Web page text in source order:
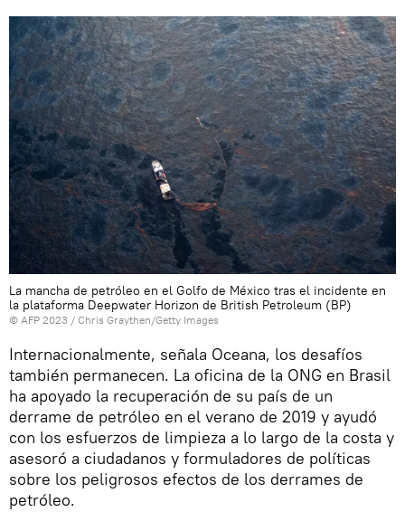
La mancha de petróleo en el Golfo de México tras el incidente en
la plataforma Deepwater Horizon de British Petroleum (BP)
© AFP 2023 / Chris Graythen/Getty Images
Internacionalmente, señala Oceana, los desafíos
también permanecen. La oficina de la ONG en Brasil
ha apoyado la recuperación de su país de un
derrame de petróleo en el verano de 2019 y ayudó
con los esfuerzos de limpieza a lo largo de la costa y
asesoró a ciudadanos y formuladores de políticas
sobre los peligrosos efectos de los derrames de
petróleo.